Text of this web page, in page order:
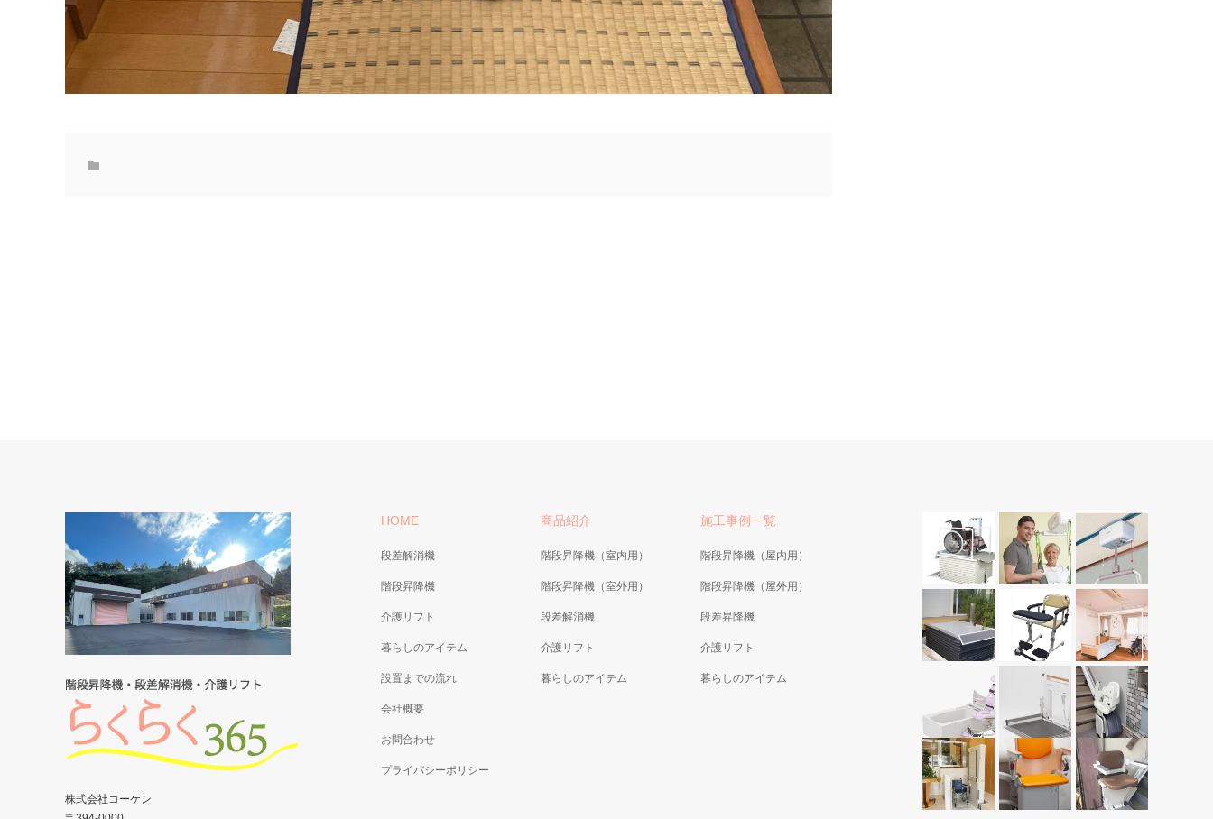
HOME
段差解消機
階段昇降機
介護リフト
暮らしのアイテム
設置までの流れ
会社概要
お問合わせ
プライバシーポリシー
商品紹介
階段昇降機（室内用）
階段昇降機（室外用）
段差解消機
介護リフト
暮らしのアイテム
施工事例一覧
階段昇降機（屋内用）
階段昇降機（屋外用）
段差昇降機
介護リフト
暮らしのアイテム
株式会社コーケン